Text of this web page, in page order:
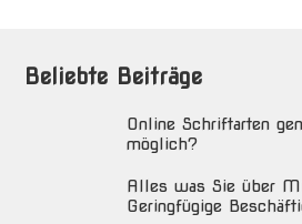
Beliebte Beiträge
Online Schriftarten
möglich?
Alles was Sie über
Geringfügige